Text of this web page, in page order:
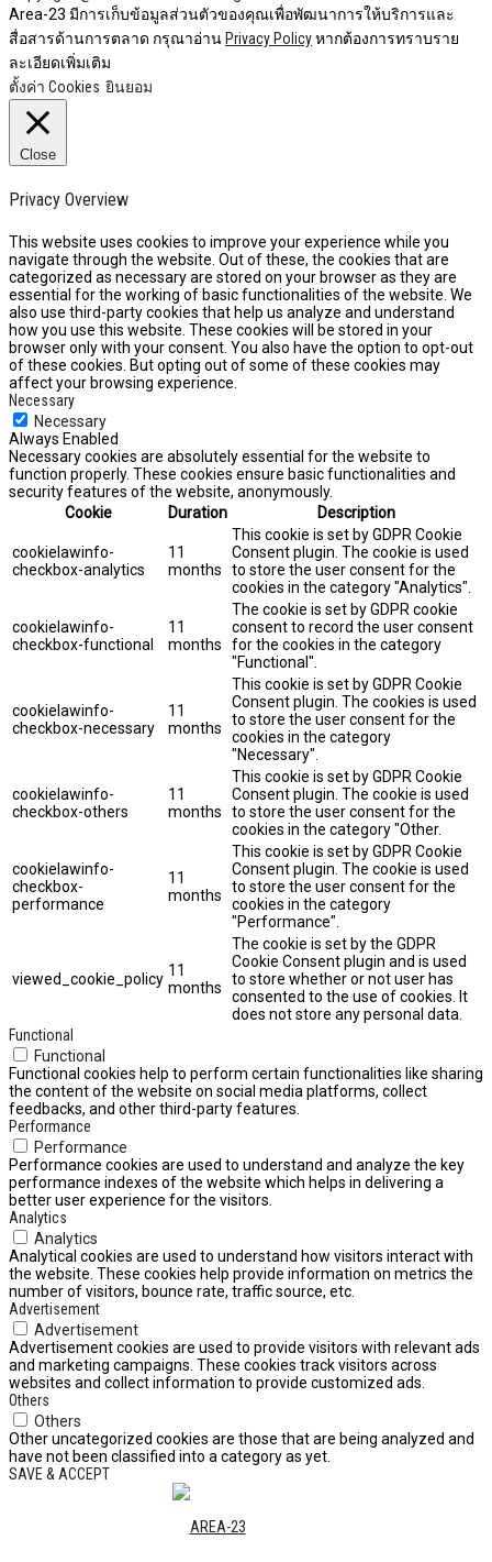
Area-23 มีการเก็บข้อมูลส่วนตัวของคุณเพื่อพัฒนาการให้บริการและ
สื่อสารด้านการตลาด กรุณาอ่าน Privacy Policyหากต้องการทราบราย
ละเอียดเพิ่มเติม
ตั้งค่า Cookies ยินยอม
Close
Privacy Overview
This website uses cookies to improve your experience while you
navigate through the website. Out of these, the cookies that are
categorized as necessary are stored on your browser as they are
essential for the working of basic functionalities of the website. We
also use third-party cookies that help us analyze and understand
how you use this website. These cookies will be stored in your
browser only with your consent. You also have the option to opt-out
of these cookies. But opting out of some of these cookies may
affect your browsing experience.
Necessary
Necessary
Always Enabled
Necessary cookies are absolutely essential for the website to
function properly. These cookies ensure basic functionalities and
security features of the website, anonymously.
Cookie
Duration Description
cookielawinfo-
checkbox-analytics
11
months
This cookie is set by GDPR Cookie
Consent plugin. The cookie is used
to store the user consent for the
cookies in the category "Analytics".
cookielawinfo-
checkbox-functional
11
months
The cookie is set by GDPR cookie
consent to record the user consent
for the cookies in the category
"Functional".
cookielawinfo-
checkbox-necessary
11
months
This cookie is set by GDPR Cookie
Consent plugin. The cookies is used
to store the user consent for the
cookies in the category
"Necessary".
cookielawinfo-
checkbox-others
11
months
This cookie is set by GDPR Cookie
Consent plugin. The cookie is used
to store the user consent for the
cookies in the category "Other.
cookielawinfo-
checkbox-
performance
11
months
This cookie is set by GDPR Cookie
Consent plugin. The cookie is used
to store the user consent for the
cookies in the category
"Performance".
viewed_cookie_policy 11
months
The cookie is set by the GDPR
Cookie Consent plugin and is used
to store whether or not user has
consented to the use of cookies. It
does not store any personal data.
Functional
Functional
Functional cookies help to perform certain functionalities like sharing
the content of the website on social media platforms, collect
feedbacks, and other third-party features.
Performance
Performance
Performance cookies are used to understand and analyze the key
performance indexes of the website which helps in delivering a
better user experience for the visitors.
Analytics
Analytics
Analytical cookies are used to understand how visitors interact with
the website. These cookies help provide information on metrics the
number of visitors, bounce rate, traffic source, etc.
Advertisement
Advertisement
Advertisement cookies are used to provide visitors with relevant ads
and marketing campaigns. These cookies track visitors across
websites and collect information to provide customized ads.
Others
Others
Other uncategorized cookies are those that are being analyzed and
have not been classified into a category as yet.
SAVE & ACCEPT